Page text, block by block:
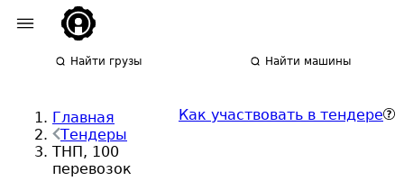
Найти грузы Найти машины
Главная
Тендеры
ТНП, 100
перевозок
Как участвовать в тендере